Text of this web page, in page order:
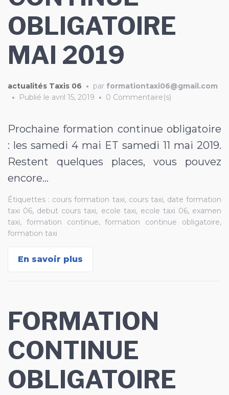
OBLIGATOIRE
MAI 2019
actualités Taxis 06 • par formationtaxi06@gmail.com
•
Publié le avril 15, 2019 • 0 Commentaire(s)
Prochaine formation continue obligatoire
: les samedi 4 mai ET samedi 11 mai 2019.
Restent quelques places, vous pouvez
encore…
Étiquettes : cours formation taxi, cours taxi, date formation
taxi 06, debut cours taxi, ecole taxi, ecole taxi 06, examen
taxi, formation continue,formation continue obligatoire,
formation taxi
En savoir plus
FORMATION
CONTINUE
OBLIGATOIRE